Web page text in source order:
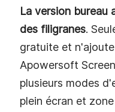
La version bureau
des filigranes.
gratuite et
Apowersoft
plusieurs modes
plein écran et